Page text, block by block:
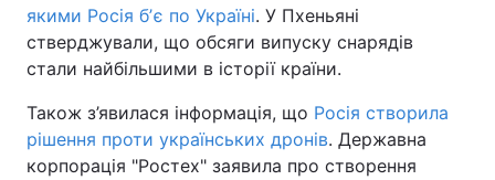
якими Росія бʼє по Україні. У Пхеньяні
стверджували, що обсяги випуску снарядів
стали найбільшими в історії країни.
Також з’явилася інформація, що Росія створила
рішення проти українських дронів. Державна
корпорація "Ростех" заявила про створення